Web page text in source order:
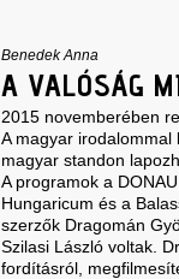
Benedek Anna
A VALÓSÁG
2015 novemberében
A magyar irodalommal
magyar standon
A programok a
Hungaricum és a
szerzők Dragomán
Szilasi László voltak.
fordításról,